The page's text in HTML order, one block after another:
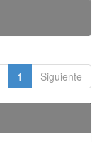
1 Siguiente